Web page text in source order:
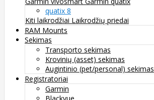
quatix 8
Kiti laikrodžiai Laikrodžių priedai
RAM Mounts
Sekimas
Transporto sekimas
Krovinių (asset) sekimas
Augintinio (pet/personal) sekimas
Registratoriai
Garmin
Blackvue